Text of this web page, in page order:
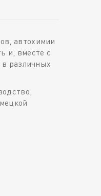
автохимии
и, вместе с
различных